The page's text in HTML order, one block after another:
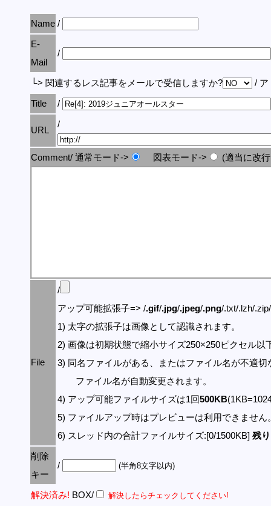
Name /
E-
Mail
/
└> 関連するレス記事をメールで受信しますか?
/ ア
Title
/
URL
/
Comment/ 通常モード-> 図表モード-> (適当に改
File
/
アップ可能拡張子=> /.gif/.jpg/.jpeg/.png/.txt/.lzh/
1) 太字の拡張子は画像として認識されます。
2) 画像は初期状態で縮小サイズ250×250ピクセル以
3) 同名ファイルがある、またはファイル名が不適切
ファイル名が自動変更されます。
4) アップ可能ファイルサイズは1回500KB
5) ファイルアップ時はプレビューは利用できません
6) スレッド内の合計ファイルサイズ:[0/1500KB] 残
削除
キー
/ (半角8文字以内)
解決済み! BOX/ 解決したらチェックしてください!